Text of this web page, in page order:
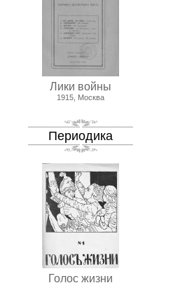
Лики войны
1915, Москва
Периодика
Голос жизни